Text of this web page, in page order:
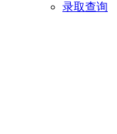
录取查询